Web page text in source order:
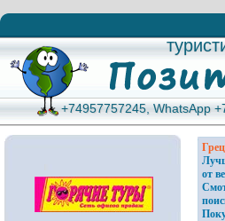
+74957757245, WhatsApp
+74957757245, WhatsApp
от